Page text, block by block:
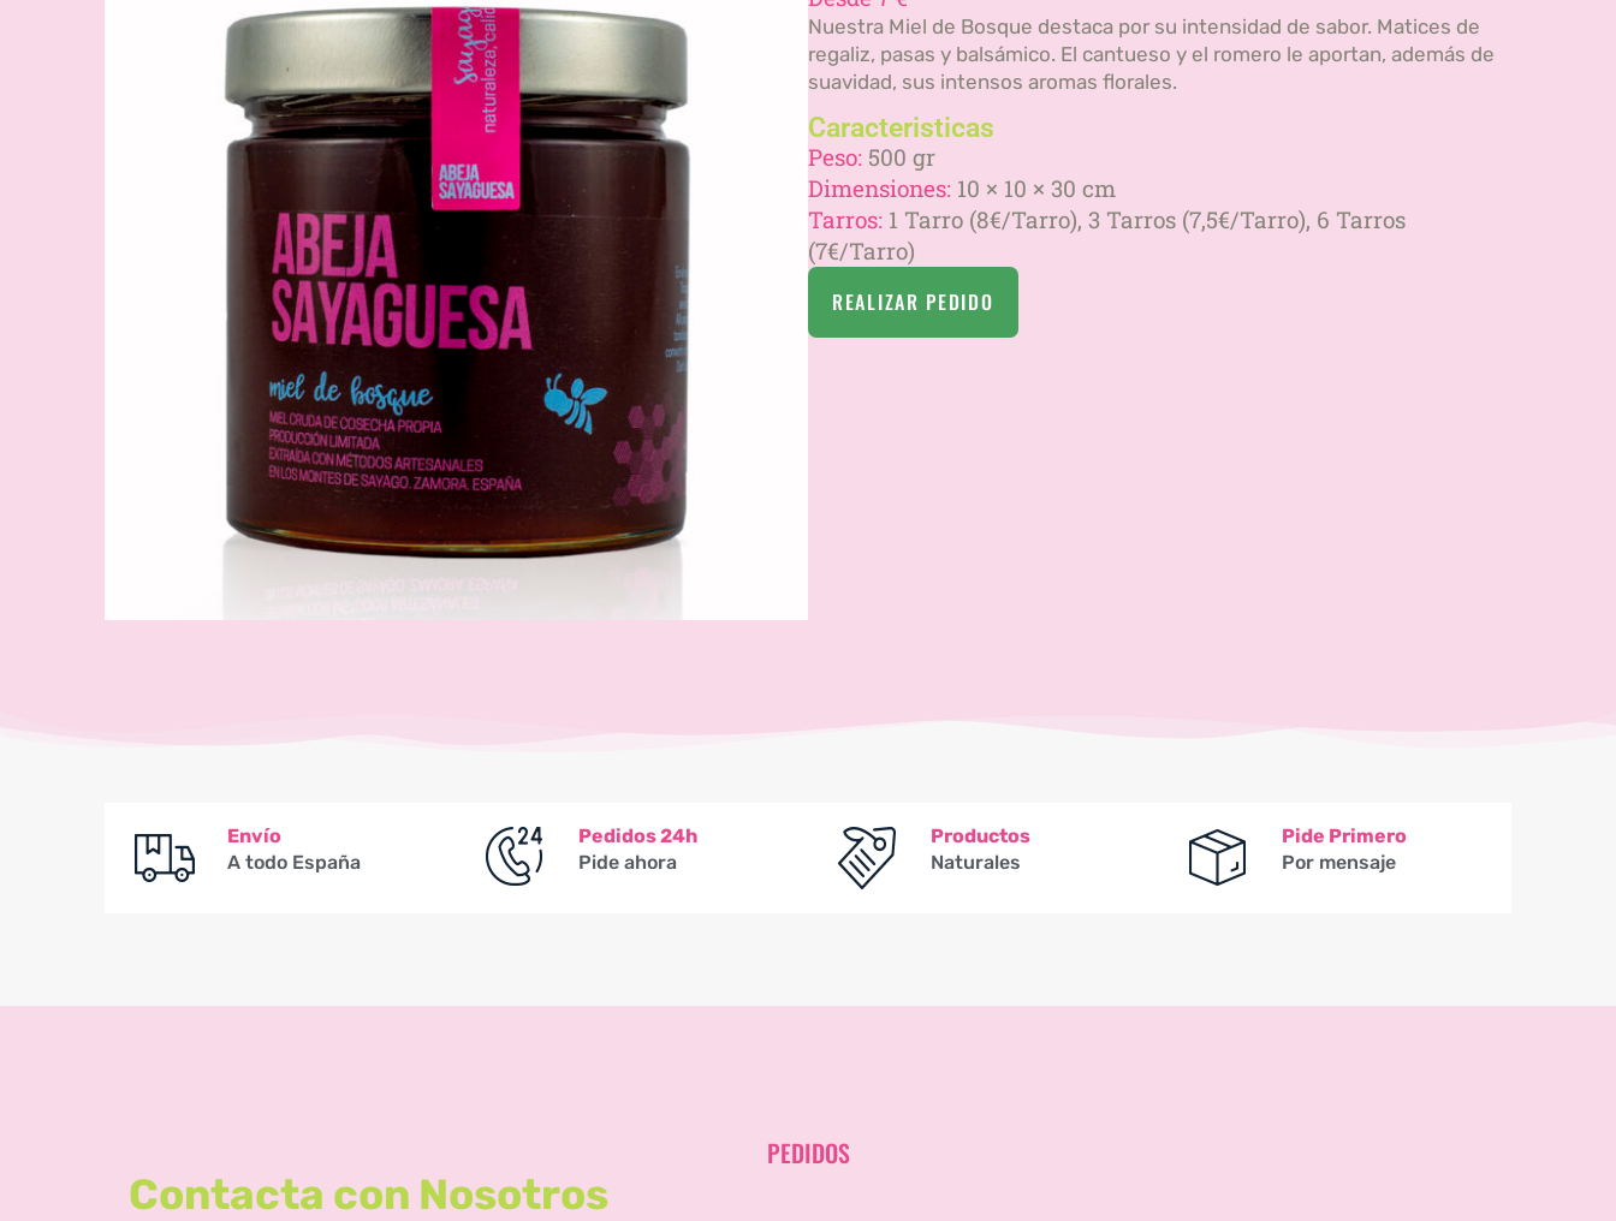
Nuestra Miel de Bosque destaca por su intensidad de sabor. Matices de
regaliz, pasas y balsámico. El cantueso y el romero le aportan, además de
suavidad, sus intensos aromas florales.
Caracteristicas
Peso: 500 gr
Dimensiones: 10 × 10 × 30 cm
Tarros: 1 Tarro (8€/Tarro), 3 Tarros (7,5€/Tarro), 6 Tarros
(7€/Tarro)
REALIZAR PEDIDO
Envío
A todo España
Pedidos 24h
Pide ahora
Productos
Naturales
Pide Primero
Por mensaje
PEDIDOS
Contacta con Nosotros